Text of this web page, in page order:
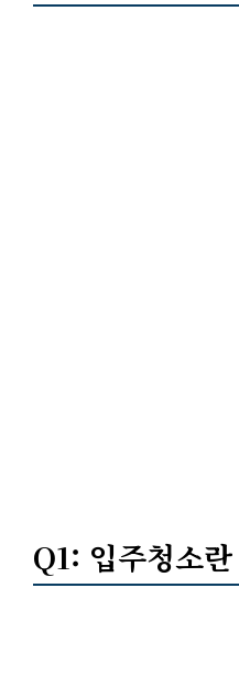
Q1: 입주청소